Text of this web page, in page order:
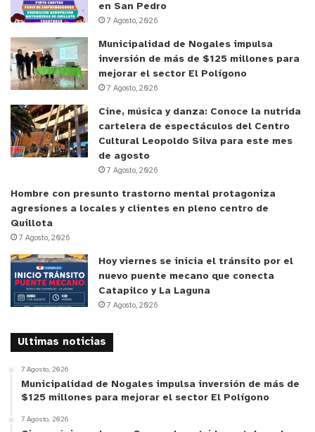
situaciones que enriquecen. Estamos muy
contentos con lo que vivimos”, expresó Lubascher.
También se refirieron a la experiencia los alumnos
participantes. “Ha sido una experiencia
gratificante. Estamos orgullosos del resultado de
lo que hicimos como grupo y sobre todo, saber que
esto es una nuevo espacio para conservar la Palma
Chilena”, contó el alumno Fernando Garrido.
en San Pedro
7 Agosto, 2026
Municipalidad de Nogales impulsa
inversión de más de $125 millones para
mejorar el sector El Polígono
7 Agosto, 2026
Cine, música y danza: Conoce la nutrida
cartelera de espectáculos del Centro
Cultural Leopoldo Silva para este mes
de agosto
7 Agosto, 2026
Hombre con presunto trastorno mental protagoniza
agresiones a locales y clientes en pleno centro de
Quillota
7 Agosto, 2026
Hoy viernes se inicia el tránsito por el
nuevo puente mecano que conecta
Catapilco y La Laguna
7 Agosto, 2026
Ultimas noticias
7 Agosto, 2026
Municipalidad de Nogales impulsa inversión de más de
$125 millones para mejorar el sector El Polígono
7 Agosto, 2026